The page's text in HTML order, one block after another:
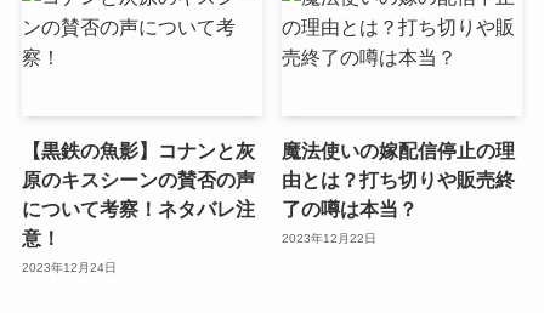
【黒鉄の魚影】コナンと灰
原のキスシーンの賛否の声
について考察！ネタバレ注
意！
2023年12月24日
魔法使いの嫁配信停止の理
由とは？打ち切りや販売終
了の噂は本当？
2023年12月22日